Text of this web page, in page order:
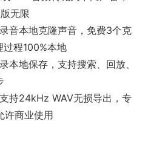
无限
音本地克隆声音，免费3个克
程100%本地
本地保存，支持搜索、回放、
持24kHz WAV无损导出，专
许商业使用